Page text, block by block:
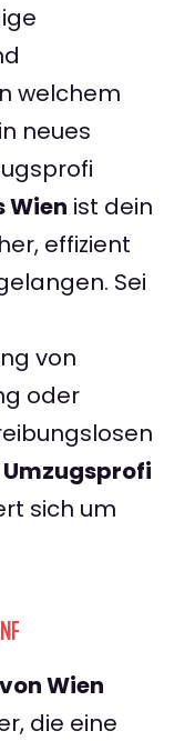
welchem
neues
Wien ist dein
effizient
Sei
von
oder
Umzugsprofi
sich um
Wien
die eine